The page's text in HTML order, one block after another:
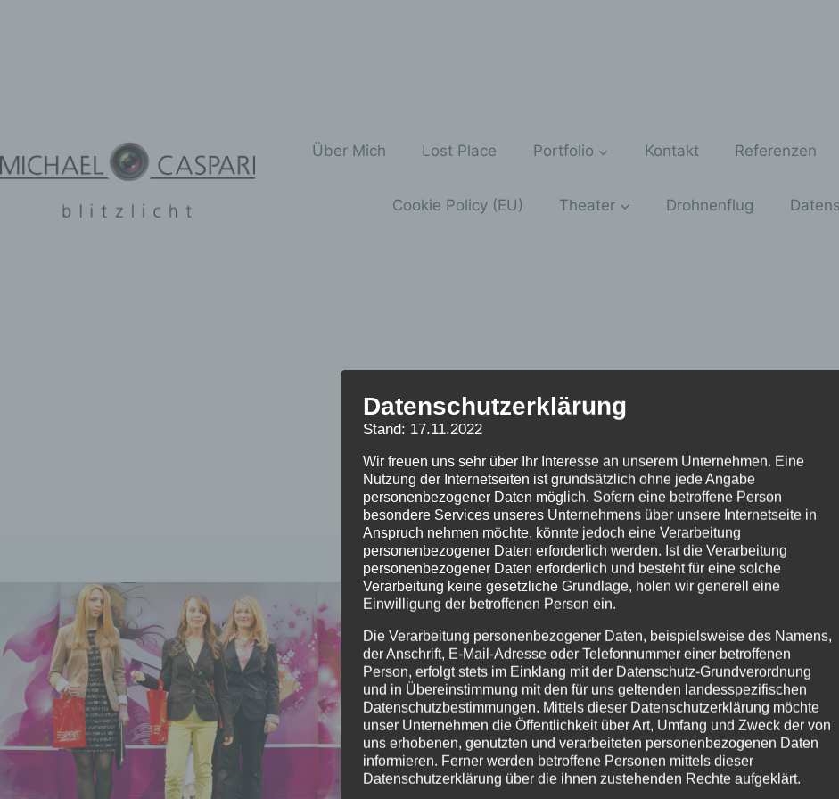
Über Mich Lost Place Portfolio Kontakt Referenzen
Cookie Policy (EU) Theater Drohnenflug
Südharzgalerie
Datenschutzerklärung
Stand: 17.11.2022
Wir freuen uns sehr über Ihr Interesse an unserem Unternehmen. Eine
Nutzung der Internetseiten ist grundsätzlich ohne jede Angabe
personenbezogener Daten möglich. Sofern eine betroffene Person
besondere Services unseres Unternehmens über unsere Internetseite in
Anspruch nehmen möchte, könnte jedoch eine Verarbeitung
personenbezogener Daten erforderlich werden. Ist die Verarbeitung
personenbezogener Daten erforderlich und besteht für eine solche
Verarbeitung keine gesetzliche Grundlage, holen wir generell eine
Einwilligung der betroffenen Person ein.
Die Verarbeitung personenbezogener Daten, beispielsweise des Namens,
der Anschrift, E-Mail-Adresse oder Telefonnummer einer betroffenen
Person, erfolgt stets im Einklang mit der Datenschutz-Grundverordnung
und in Übereinstimmung mit den für uns geltenden landesspezifischen
Datenschutzbestimmungen. Mittels dieser Datenschutzerklärung möchte
unser Unternehmen die Öffentlichkeit über Art, Umfang und Zweck der von
uns erhobenen, genutzten und verarbeiteten personenbezogenen Daten
informieren. Ferner werden betroffene Personen mittels dieser
Datenschutzerklärung über die ihnen zustehenden Rechte aufgeklärt.